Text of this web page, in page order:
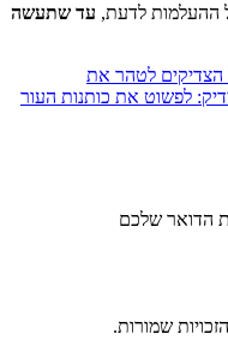
לדעת,עד שתעשה
לטהר את
לפשוט את כותנות העור
שלכם
שמורות.